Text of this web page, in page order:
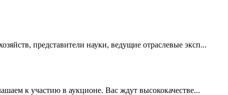
представители науки, ведущие отраслевые эксп...
к участию в аукционе. Вас ждут высококачестве...